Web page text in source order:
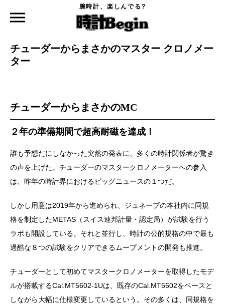
腕時計、楽しんでる?
チューダーからまさかのマスター クロノメーター
チューダーからまさかのマスター クロノメー
ター
チューダーからまさかのMC
２年の準備期間で超高耐磁を達成！
誰も予想だにしなかった突然の発表に、多くの時計関係者が驚き
の声を上げた。チューダーのマスタークロノメーターへの参入
は、昨年の時計界におけるビッグニュースの１つだ。
しかし用意は2019年から進められ、ジュネーブの本社内に同規
格を制定したMETAS（スイス連邦計量・認定局）が試験を行う
ラボも開設している。それと並行し、時計の公的規格の中で最も
過酷な８つの試験をクリアできるムーブメントの開発も推進。
チューダーとして初めてマスタークロノメーターを取得したモデ
ルが搭載するCal.MT5602-1Uは、既存のCal.MT5602をベースと
しながら大幅に仕様変更しているという。その多くは、同規格を